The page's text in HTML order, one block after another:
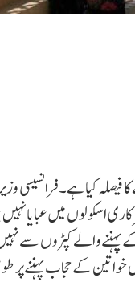
کیا ہے۔ فرانسیسی
اسکولوں میں عبایا
والے کپڑوں سے
خواتین کے حجاب